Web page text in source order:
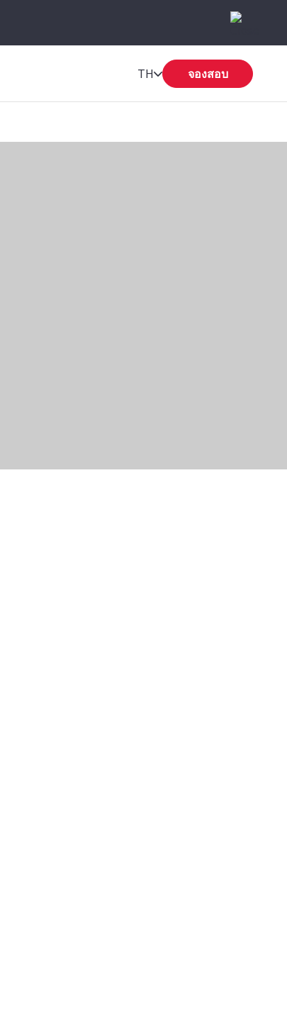
TH จองสอบ